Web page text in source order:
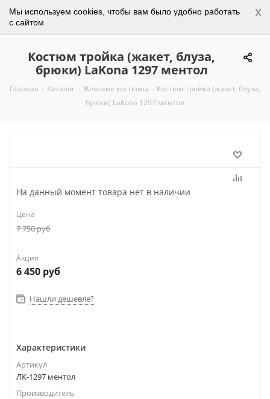
Мы используем cookies, чтобы вам было удобно работать
с сайтом
x
0
Костюм тройка (жакет, блуза,
брюки) LaKona 1297 ментол
Главная - Каталог - Женские костюмы - Костюм тройка (жакет, блуза,
брюки) LaKona 1297 ментол
На данный момент товара нет в наличии
Цена
7 750руб
Акция
6 450 руб
Нашли дешевле?
Характеристики
Артикул
ЛК-1297 ментол
Производитель